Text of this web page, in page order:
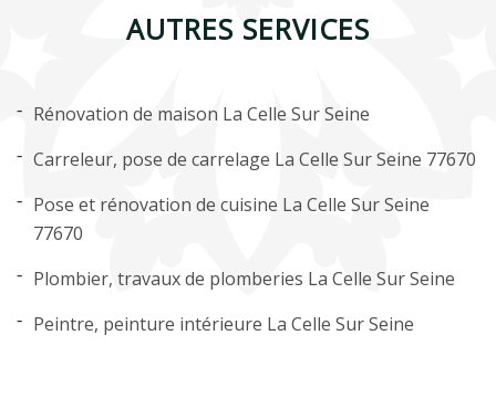
AUTRES SERVICES
Rénovation de maison La Celle Sur Seine
Carreleur, pose de carrelage La Celle Sur Seine 77670
Pose et rénovation de cuisine La Celle Sur Seine
77670
Plombier, travaux de plomberies La Celle Sur Seine
Peintre, peinture intérieure La Celle Sur Seine